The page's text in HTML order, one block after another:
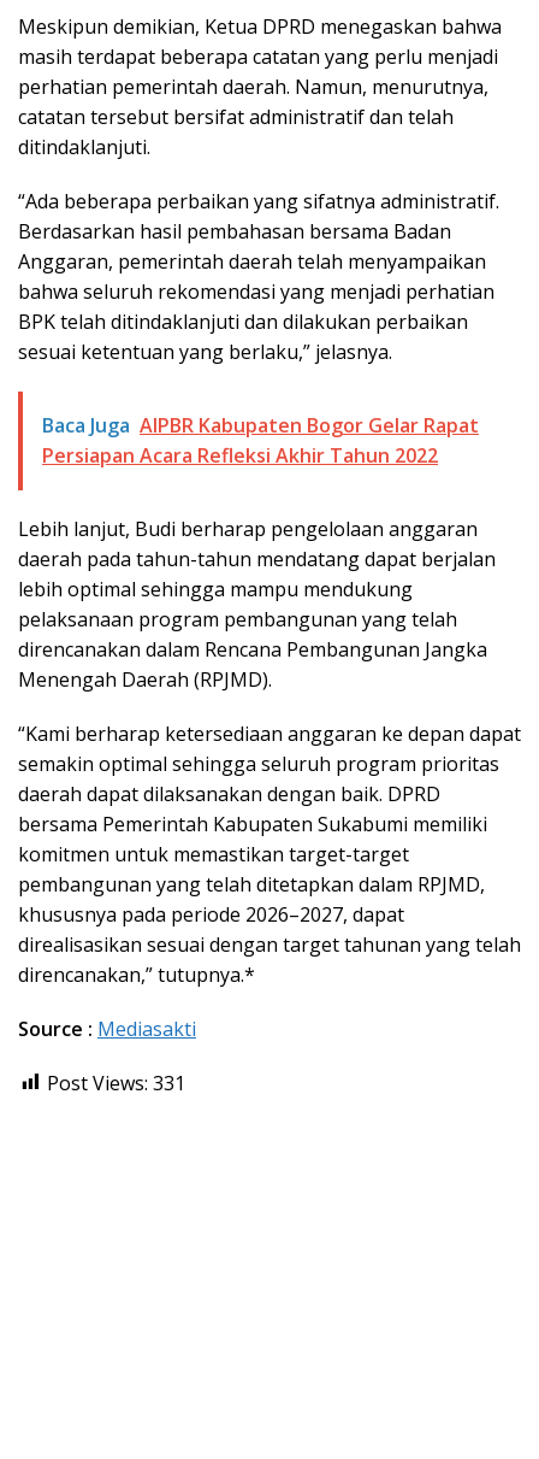
Meskipun demikian, Ketua DPRD menegaskan bahwa
masih terdapat beberapa catatan yang perlu menjadi
perhatian pemerintah daerah. Namun, menurutnya,
catatan tersebut bersifat administratif dan telah
ditindaklanjuti.
“Ada beberapa perbaikan yang sifatnya administratif.
Berdasarkan hasil pembahasan bersama Badan
Anggaran, pemerintah daerah telah menyampaikan
bahwa seluruh rekomendasi yang menjadi perhatian
BPK telah ditindaklanjuti dan dilakukan perbaikan
sesuai ketentuan yang berlaku,” jelasnya.
Baca Juga AIPBR Kabupaten Bogor Gelar Rapat
Persiapan Acara Refleksi Akhir Tahun 2022
Lebih lanjut, Budi berharap pengelolaan anggaran
daerah pada tahun-tahun mendatang dapat berjalan
lebih optimal sehingga mampu mendukung
pelaksanaan program pembangunan yang telah
direncanakan dalam Rencana Pembangunan Jangka
Menengah Daerah (RPJMD).
“Kami berharap ketersediaan anggaran ke depan dapat
semakin optimal sehingga seluruh program prioritas
daerah dapat dilaksanakan dengan baik. DPRD
bersama Pemerintah Kabupaten Sukabumi memiliki
komitmen untuk memastikan target-target
pembangunan yang telah ditetapkan dalam RPJMD,
khususnya pada periode 2026–2027, dapat
direalisasikan sesuai dengan target tahunan yang telah
direncanakan,” tutupnya.*
Source : Mediasakti
Post Views: 331